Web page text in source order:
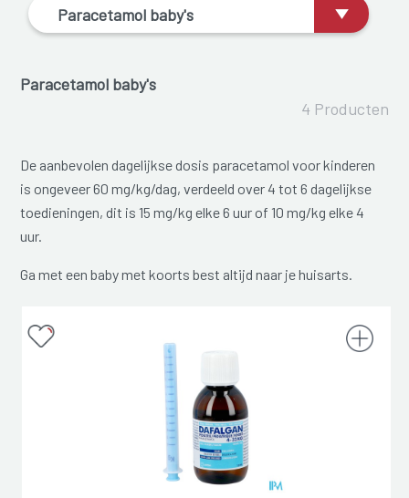
Paracetamol baby's
Paracetamol baby's
4 Producten
De aanbevolen dagelijkse dosis paracetamol voor kinderen
is ongeveer 60 mg/kg/dag, verdeeld over 4 tot 6 dagelijkse
toedieningen, dit is 15 mg/kg elke 6 uur of 10 mg/kg elke 4
uur.
Ga met een baby met koorts best altijd naar je huisarts.